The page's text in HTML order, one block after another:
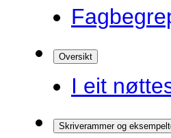
Oversikt
I eit
Skriverammer og